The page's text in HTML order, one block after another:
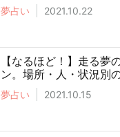
夢占い 2021.10.22
【なるほど！】走る夢
ン。場所・人・状況別
夢占い 2021.10.15